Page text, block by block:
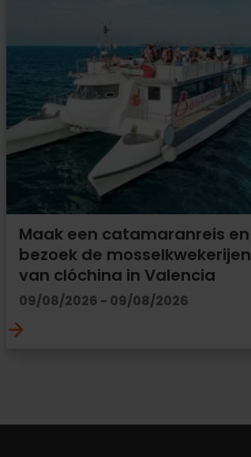
Maak een catamaranreis en
bezoek de mosselkwekerijen
van clóchina in Valencia
09/08/2026 - 09/08/2026